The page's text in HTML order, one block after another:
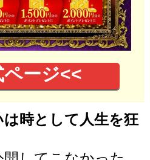
ージ<<
時として人生を狂